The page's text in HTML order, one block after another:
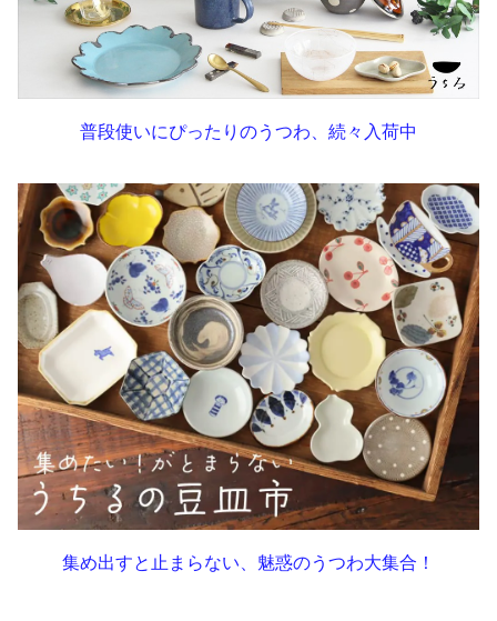
普段使いにぴったりのうつわ、続々入荷中
集め出すと止まらない、魅惑のうつわ大集合！